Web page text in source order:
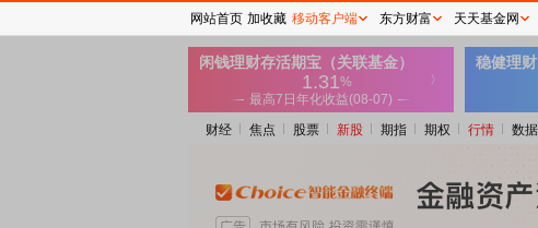
财经 焦点 股票 新股 期指 期权 行情 数据
网站首页 加收藏 移动客户端 东方财富 天天基金网